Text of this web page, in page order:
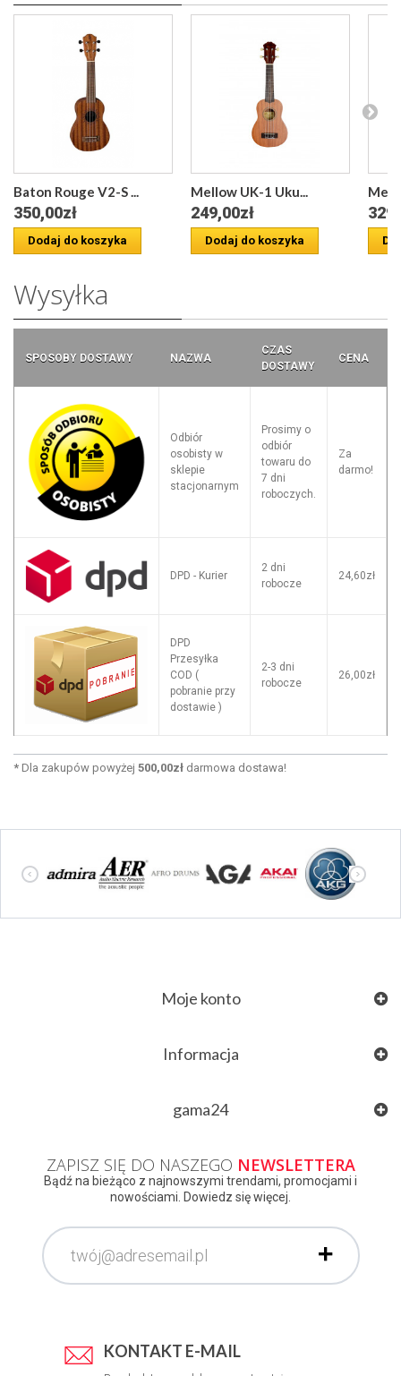
Baton Rouge V2-S ...
350,00zł
Dodaj do koszyka
Mellow UK-1 Uku...
249,00zł
Dodaj do koszyka
Wysyłka
SPOSOBY DOSTAWY NAZWA
CZAS
DOSTAWY
CENA
Odbiór
osobisty w
sklepie
stacjonarnym
Prosimy o
odbiór
towaru do
7 dni
roboczych.
Za
darmo!
DPD - Kurier
2 dni
robocze
24,60zł
DPD
Przesyłka
COD (
pobranie przy
dostawie )
2-3 dni
robocze
26,00zł
* Dla zakupów powyżej 500,00zł darmowa dostawa!
Moje konto
Informacja
gama24
ZAPISZ SIĘ DO NASZEGO NEWSLETTERA
Bądź na bieżąco z najnowszymi trendami, promocjami i
nowościami. Dowiedz się więcej.
KONTAKT E-MAIL